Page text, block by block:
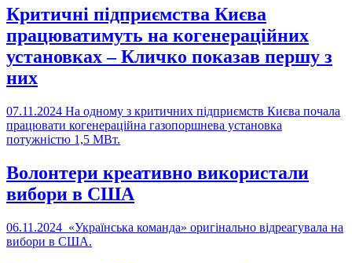
Критичні підприємства Києва
працюватимуть на когенераційних
установках – Кличко показав першу з
них
07.11.2024 На одному з критичних підприємств Києва почала
працювати когенераційна газопоршнева установка
потужністю 1,5 МВт.
Волонтери креативно використали
вибори в США
06.11.2024 «Українська команда» оригінально відреагувала на
вибори в США.